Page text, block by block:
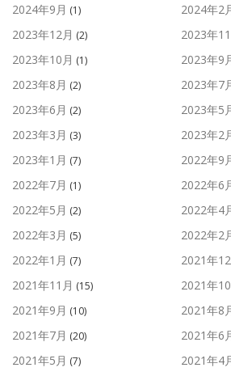
2024年9月 (1) 2024年2
2023年12月 (2) 2023年
2023年10月 (1) 2023年9
2023年8月 (2) 2023年7
2023年6月 (2) 2023年5
2023年3月 (3) 2023年2
2023年1月 (7) 2022年9
2022年7月 (1) 2022年6
2022年5月 (2) 2022年4
2022年3月 (5) 2022年2
2022年1月 (7) 2021年
2021年11月 (15) 2021年
2021年9月 (10) 2021年8
2021年7月 (20) 2021年6
2021年5月 (7) 2021年4